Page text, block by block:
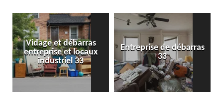
Entreprise de débarras
33
Débarras
d'appartement 33